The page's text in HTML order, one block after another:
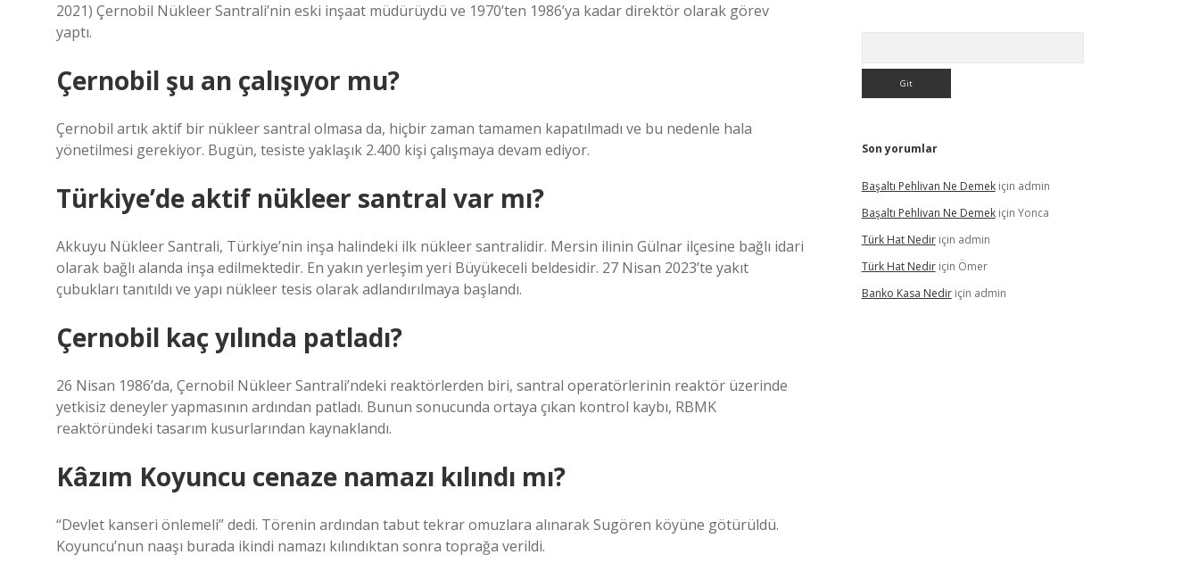
2021) Çernobil Nükleer Santrali’nin eski inşaat müdürüydü ve 1970’ten 1986’ya kadar direktör olarak görev
yaptı.
Çernobil şu an çalışıyor mu?
Çernobil artık aktif bir nükleer santral olmasa da, hiçbir zaman tamamen kapatılmadı ve bu nedenle hala
yönetilmesi gerekiyor. Bugün, tesiste yaklaşık 2.400 kişi çalışmaya devam ediyor.
Türkiye’de aktif nükleer santral var mı?
Akkuyu Nükleer Santrali, Türkiye’nin inşa halindeki ilk nükleer santralidir. Mersin ilinin Gülnar ilçesine bağlı idari
olarak bağlı alanda inşa edilmektedir. En yakın yerleşim yeri Büyükeceli beldesidir. 27 Nisan 2023’te yakıt
çubukları tanıtıldı ve yapı nükleer tesis olarak adlandırılmaya başlandı.
Çernobil kaç yılında patladı?
26 Nisan 1986’da, Çernobil Nükleer Santrali’ndeki reaktörlerden biri, santral operatörlerinin reaktör üzerinde
yetkisiz deneyler yapmasının ardından patladı. Bunun sonucunda ortaya çıkan kontrol kaybı, RBMK
reaktöründeki tasarım kusurlarından kaynaklandı.
Kâzım Koyuncu cenaze namazı kılındı mı?
“Devlet kanseri önlemeli” dedi. Törenin ardından tabut tekrar omuzlara alınarak Sugören köyüne götürüldü.
Koyuncu’nun naaşı burada ikindi namazı kılındıktan sonra toprağa verildi.
Son yorumlar
Başaltı Pehlivan Ne Demekiçin admin
Başaltı Pehlivan Ne Demekiçin Yonca
Türk Hat Nediriçin admin
Türk Hat Nediriçin Ömer
Banko Kasa Nediriçin admin